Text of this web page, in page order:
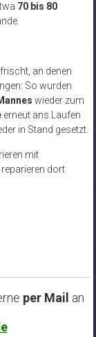
70 bis 80
an denen
So wurden
wieder zum
erneut ans Laufen
in Stand gesetzt.
mit
reparieren dort
per Mail an